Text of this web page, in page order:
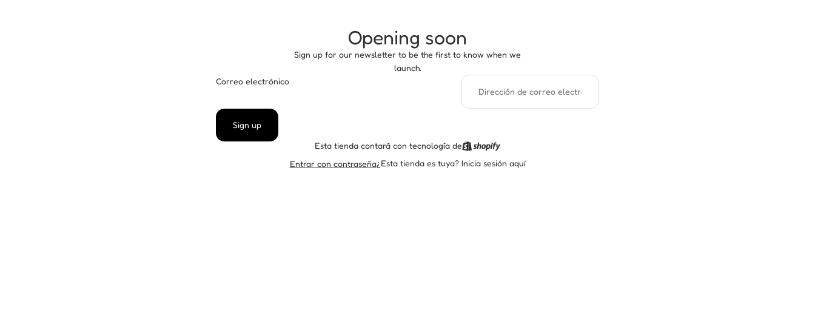
Opening soon
Sign up for our newsletter to be the first to know when we
launch.
Correo electrónico
Sign up
Esta tienda contará con tecnología de
Entrar con contraseña¿Esta tienda es tuya? Inicia sesión aquí